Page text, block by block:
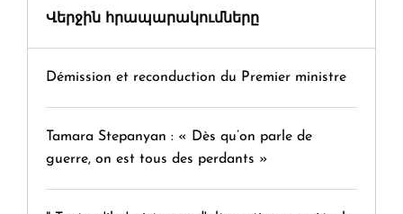
Վերջին հրապարակումները
Démission et reconduction du Premier ministre
Tamara Stepanyan : « Dès qu’on parle de
guerre, on est tous des perdants »